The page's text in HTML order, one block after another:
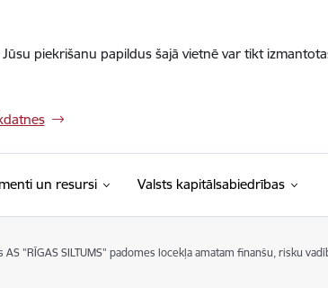
piekrišanu papildus šajā vietnē var tikt
un resursi Valsts kapitālsabiedrības
"RĪGAS SILTUMS" padomes locekļa amatam finanšu, risku